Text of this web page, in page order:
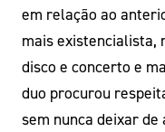
em relação ao
mais existencialista,
disco e concerto e
duo procurou
sem nunca deixar